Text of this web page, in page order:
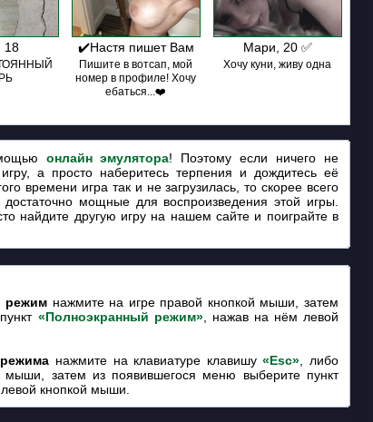
18 ✔️Настя пишет Вам
Пишите в вотсап, мой
номер в профиле! Хочу
ебаться...❤️
Мари, 20 ✅
Хочу куни, живу одна
онлайн эмулятора! Поэтому если ничего не
а просто наберитесь терпения и дождитесь её
времени игра так и не загрузилась, то скорее всего
достаточно мощные для воспроизведения этой игры.
найдите другую игру на нашем сайте и поиграйте в
режим нажмите на игре правой кнопкой мыши, затем
«Полноэкранный режим», нажав на нём левой
нажмите на клавиатуре клавишу«Esc» , либо
мыши, затем из появившегося меню выберите пункт
кнопкой мыши.